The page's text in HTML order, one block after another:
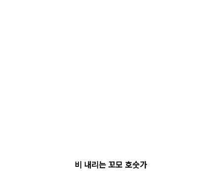
비 내리는 꼬모 호숫가